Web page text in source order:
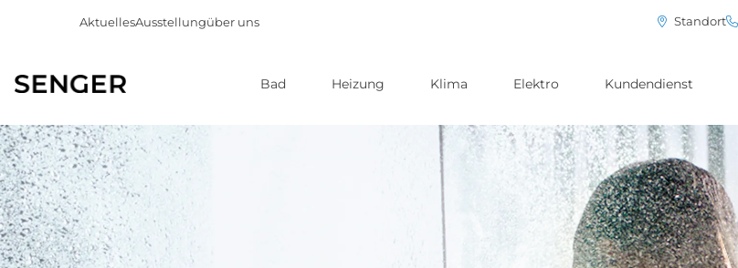
Direkt
zum
Inhalt
AktuellesAusstellungüber uns Standort
Bad Heizung Klima Elektro Kundendienst